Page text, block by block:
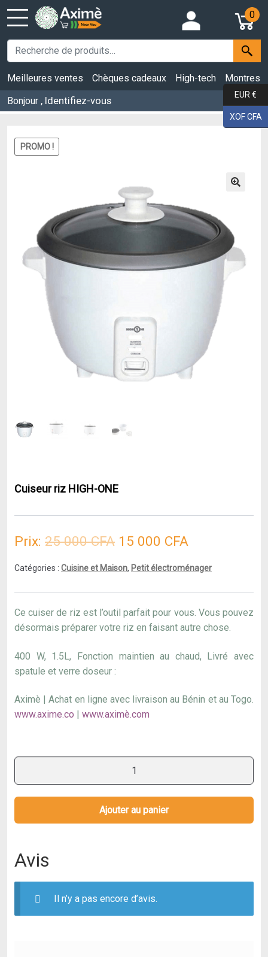
0
Meilleures ventes Chèques cadeaux High-tech
Montres
Bonjour , Identifiez-vous
PROMO !
Cuiseur riz HIGH-ONE
Prix: 25 000CFA Le
prix
était :
25
000 CFA.
15 000 CFA
prix
est :
15
000 CFA.
Catégories : Cuisine et Maison, Petit électroménager
Ce cuiser de riz est l’outil parfait pour vous. Vous pouvez
désormais préparer votre riz en faisant autre chose.
400 W, 1.5L, Fonction maintien au chaud, Livré avec
spatule et verre doseur :
Aximè | Achat en ligne avec livraison au Bénin et au Togo.
www.axime.co
www.aximè.com
riz
HIGH-
Ajouter au panier
Avis
Il n’y a pas encore d’avis.
EUR €
XOF CFA